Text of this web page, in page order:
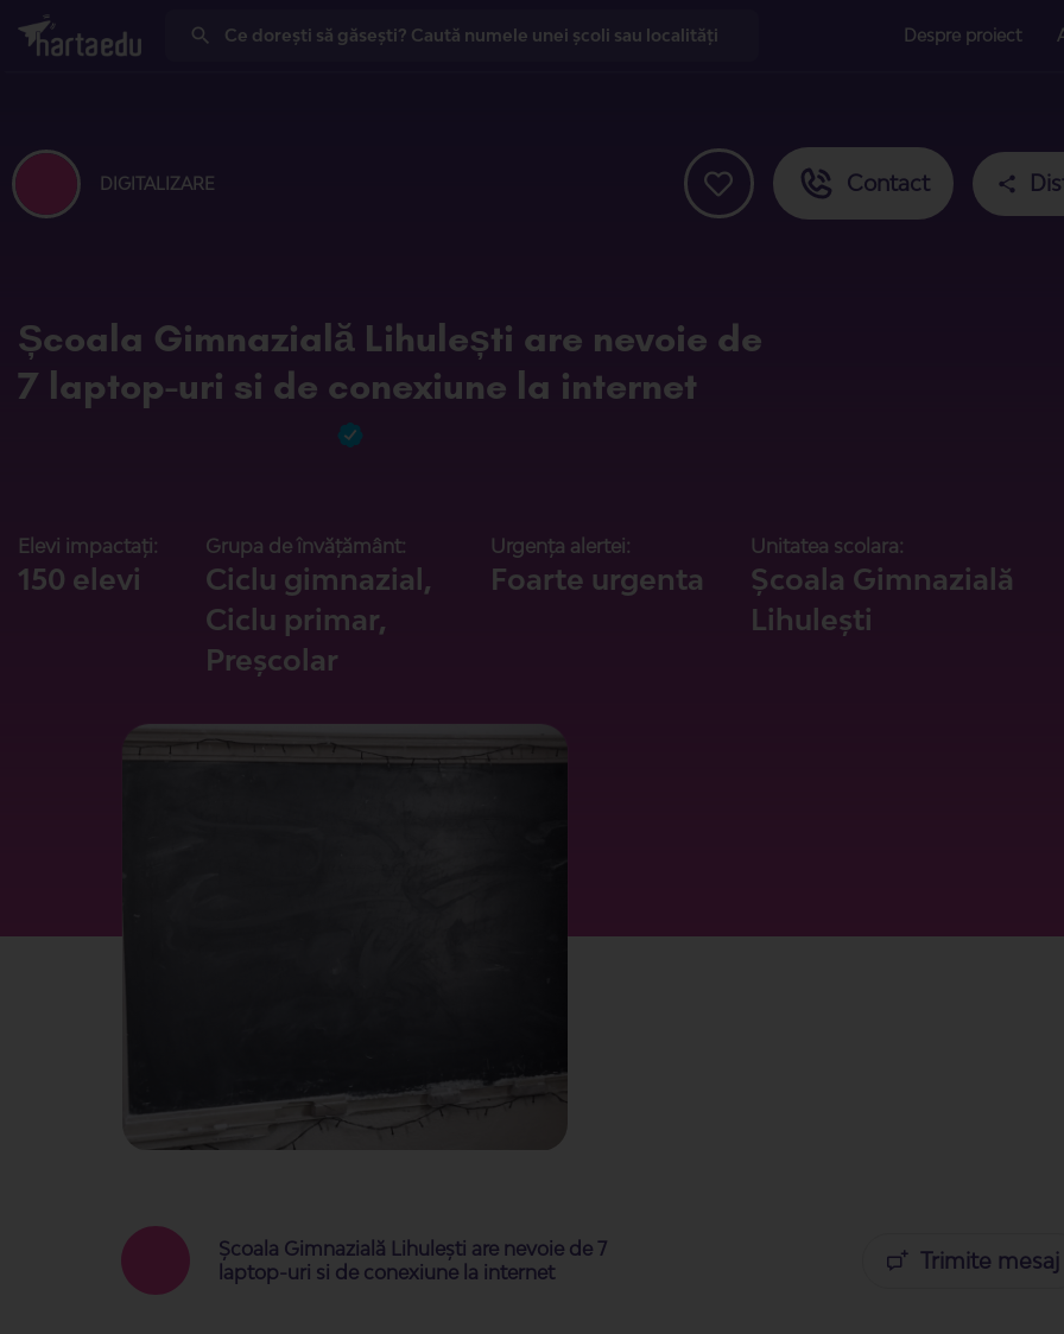
Despre proiect
DIGITALIZARE Contact
Școala Gimnazială Lihulești are nevoie de
7 laptop-uri si de conexiune la internet
Elevi impactați:
150 elevi
Grupa de învățământ:
Ciclu gimnazial,
Ciclu primar,
Preșcolar
Urgența alertei:
Foarte urgenta
Unitatea scolara:
Școala Gimnazială
Lihulești
Școala Gimnazială Lihulești are nevoie de 7
laptop-uri si de conexiune la internet
Trimite mesaj